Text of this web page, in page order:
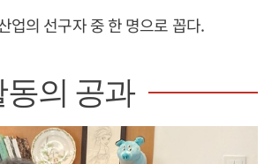
업의 선구자 중 한 명으로 꼽다.
의 공과